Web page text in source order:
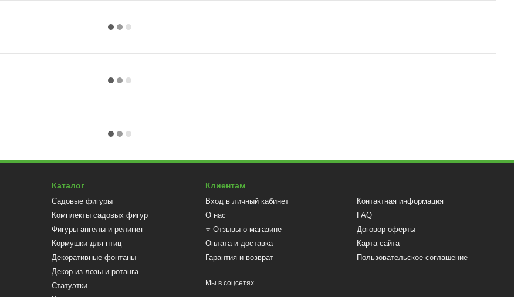
Каталог
Садовые фигуры
Комплекты садовых фигур
Фигуры ангелы и религия
Кормушки для птиц
Декоративные фонтаны
Декор из лозы и ротанга
Статуэтки
Клиентам
Вход в личный кабинет
О нас
⭐ Отзывы о магазине
Оплата и доставка
Гарантия и возврат
Контактная информация
FAQ
Договор оферты
Карта сайта
Пользовательское соглашение
Мы в соцсетях